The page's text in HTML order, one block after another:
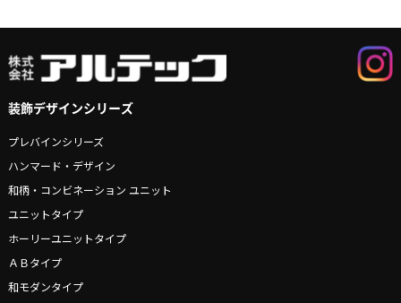
装飾デザインシリーズ
プレバインシリーズ
ハンマード・デザイン
和柄・コンビネーション ユニット
ユニットタイプ
ホーリーユニットタイプ
ＡＢタイプ
和モダンタイプ